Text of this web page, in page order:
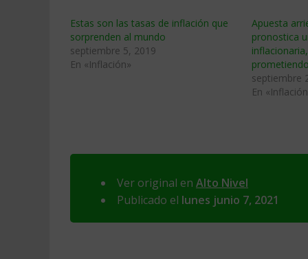
Estas son las tasas de inflación que
sorprenden al mundo
septiembre 5, 2019
En «Inflación»
Apuesta
pronostica
septiembre
En
Ver original en Alto Nivel
Publicado el lunes junio 7, 2021